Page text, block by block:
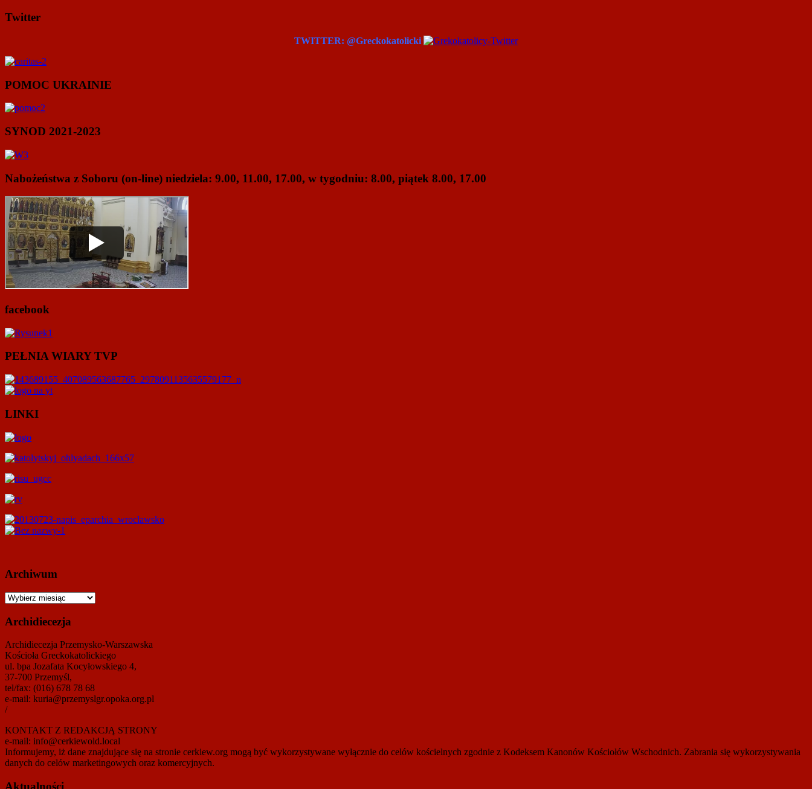
Twitter
TWITTER: @Greckokatolicki
POMOC UKRAINIE
SYNOD 2021-2023
Nabożeństwa z Soboru (on-line) niedziela: 9.00, 11.00, 17.00, w tygodniu: 8.00, piątek 8.00, 17.00
facebook
PEŁNIA WIARY TVP
LINKI
Archiwum
Archiwum
Archidiecezja
Archidiecezja Przemysko-Warszawska
Kościoła Greckokatolickiego
ul. bpa Jozafata Kocyłowskiego 4,
37-700 Przemyśl,
tel/fax: (016) 678 78 68
e-mail: kuria@przemyslgr.opoka.org.pl
/
KONTAKT Z REDAKCJĄ STRONY
e-mail: info@cerkiewold.local
Informujemy, iż dane znajdujące się na stronie cerkiew.org mogą być wykorzystywane wyłącznie do celów kościelnych zgodnie z Kodeksem Kanonów Kościołów Wschodnich. Zabrania się wykorzystywania
danych do celów marketingowych oraz komercyjnych.
Aktualności